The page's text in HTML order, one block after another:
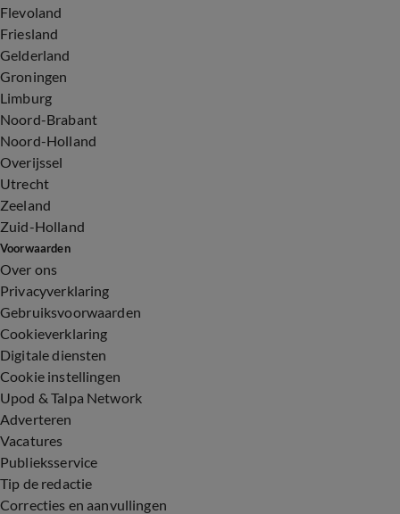
Flevoland
Friesland
Gelderland
Groningen
Limburg
Noord-Brabant
Noord-Holland
Overijssel
Utrecht
Zeeland
Zuid-Holland
Voorwaarden
Over ons
Privacyverklaring
Gebruiksvoorwaarden
Cookieverklaring
Digitale diensten
Cookie instellingen
Upod & Talpa Network
Adverteren
Vacatures
Publieksservice
Tip de redactie
Correcties en aanvullingen